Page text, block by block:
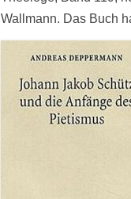
Wallmann. Das Buch